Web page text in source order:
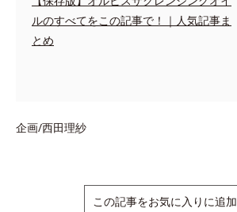
ルのすべてをこの記事で！｜人気記事ま
とめ
企画/西田理紗
この記事をお気に入りに追加